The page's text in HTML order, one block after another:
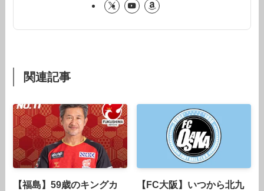
関連記事
【福島】59歳のキングカ
【FC大阪】いつから北九